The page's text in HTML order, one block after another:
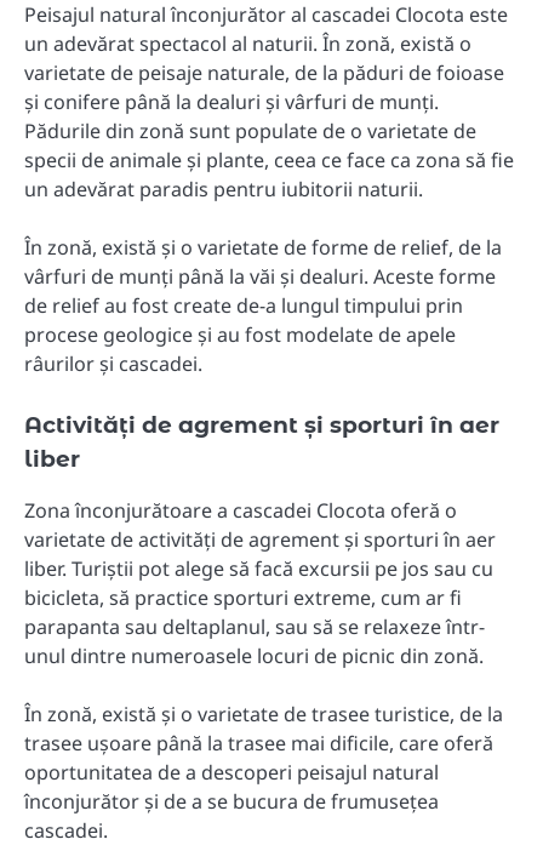
Peisajul natural înconjurător al cascadei Clocota este
un adevărat spectacol al naturii. În zonă, există o
varietate de peisaje naturale, de la păduri de foioase
și conifere până la dealuri și vârfuri de munți.
Pădurile din zonă sunt populate de o varietate de
specii de animale și plante, ceea ce face ca zona să fie
un adevărat paradis pentru iubitorii naturii.
În zonă, există și o varietate de forme de relief, de la
vârfuri de munți până la văi și dealuri. Aceste forme
de relief au fost create de-a lungul timpului prin
procese geologice și au fost modelate de apele
râurilor și cascadei.
Activități de agrement și sporturi în aer
liber
Zona înconjurătoare a cascadei Clocota oferă o
varietate de activități de agrement și sporturi în aer
liber. Turiștii pot alege să facă excursii pe jos sau cu
bicicleta, să practice sporturi extreme, cum ar fi
parapanta sau deltaplanul, sau să se relaxeze într-
unul dintre numeroasele locuri de picnic din zonă.
În zonă, există și o varietate de trasee turistice, de la
trasee ușoare până la trasee mai dificile, care oferă
oportunitatea de a descoperi peisajul natural
înconjurător și de a se bucura de frumusețea
cascadei.